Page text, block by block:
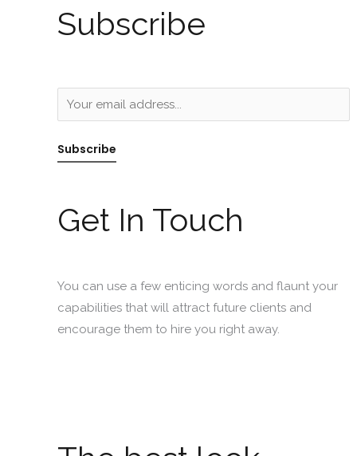
Subscribe
m
i
Subscribe
Get In Touch
You can use a few enticing words and flaunt your
capabilities that will attract future clients and
encourage them to hire you right away.